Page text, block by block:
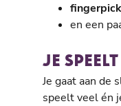
en een
JE
Je gaat aan de
speelt veel én